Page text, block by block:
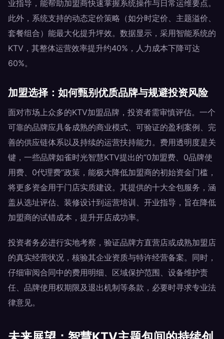
业指导，能帮助加盟商快速掌握系统操作与日常运维要点。
此外，系统支持的动态定价策略（如分时定价、主题溢价、
套餐组合）能最大化提升坪效。数据显示，采用智能系统的
KTV，其整体运营效率提升约40%，人力成本下降可达
60%。
加盟选择：如何甄别优质品牌与规避投资风险
面对市场上众多的KTV加盟品牌，投资者需审慎评估。一个
可靠的品牌应具备成熟的商业模式、可验证的盈利案例、完
善的供应链体系以及持续的运营扶持能力。费用透明度是关
键，一些品牌如雀时光智慧KTV提出的“0加盟费、0品牌使
用费、0代理费”政策，能极大降低加盟商的初始资金门槛，
将更多资金用于门店实质建设。其提供的十大全包服务，涵
盖从选址评估、装修设计到运营培训、开业指导，旨在降低
加盟商的试错成本，提升开店成功率。
投资者务必进行实地考察，验证品牌方直营店或成熟加盟店
的真实经营状况，核验其企业资质与特许经营备案。同时，
仔细审阅合同中的费用明细、区域保护范围、设备维护责
任、品牌使用权期限及退出机制等条款，必要时寻求专业法
律意见。